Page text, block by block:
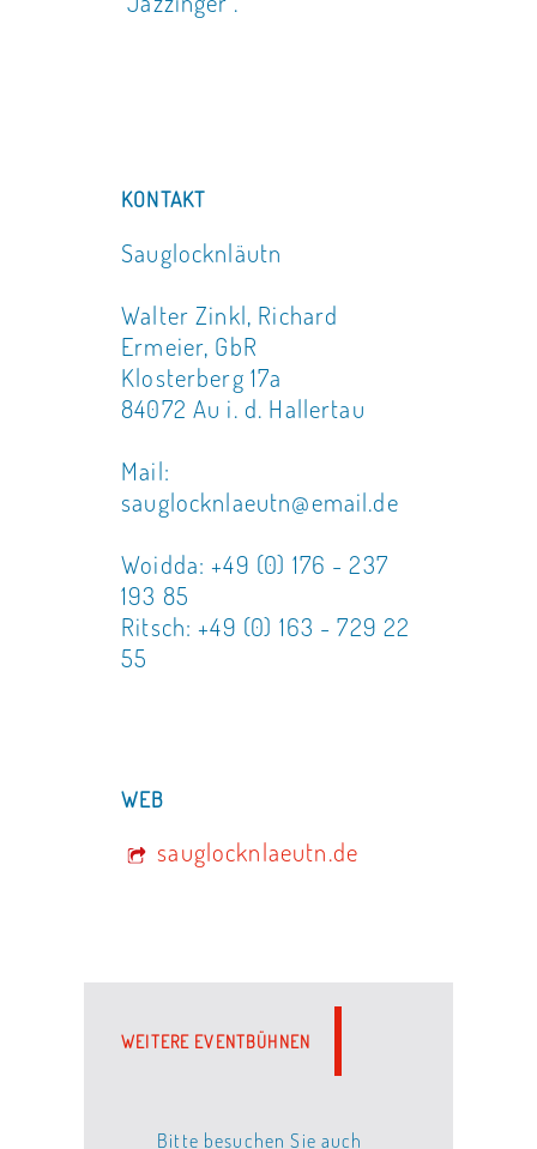
KONTAKT
Sauglocknläutn
Walter Zinkl, Richard
Ermeier, GbR
Klosterberg 17a
84072 Au i. d. Hallertau
Mail:
sauglocknlaeutn@email.de
Woidda: +49 (0) 176 - 237
193 85
Ritsch: +49 (0) 163 - 729 22
55
WEB
sauglocknlaeutn.de
WEITERE EVENTBÜHNEN
Bitte besuchen Sie auch